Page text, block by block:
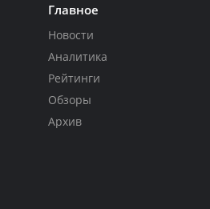
Главное
Новости
Аналитика
Рейтинги
Обзоры
Архив